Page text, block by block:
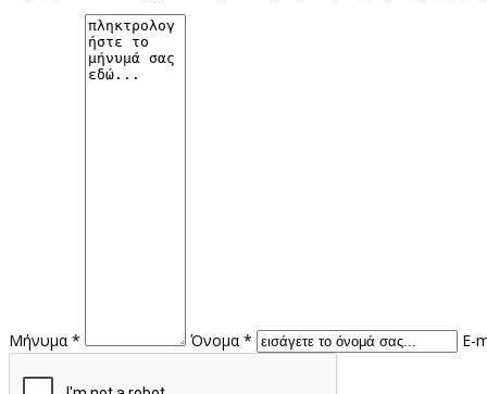
Μήνυμα * Όνομα * E-